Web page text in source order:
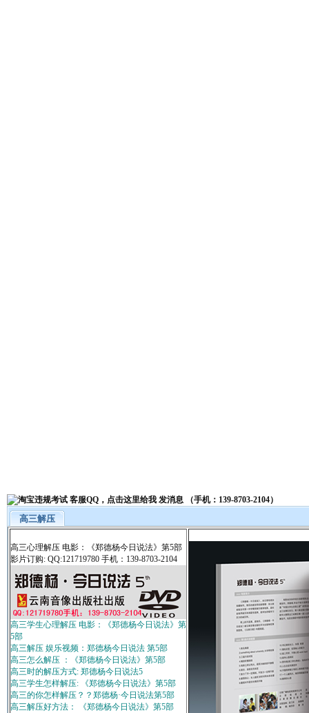
高三解压
高三心理解压 电影：《郑德杨今日说法》第5部
影片订购: QQ:121719780 手机：139-8703-2104
高三学生心理解压 电影：《郑德杨今日说法》第
5部
高三解压 娱乐视频：郑德杨今日说法 第5部
高三怎么解压 ：《郑德杨今日说法》第5部
高三时的解压方式: 郑德杨今日说法5
高三学生怎样解压: 《郑德杨今日说法》第5部
高三的你怎样解压？？郑德杨·今日说法第5部
高三解压好方法： 《郑德杨今日说法》第5部